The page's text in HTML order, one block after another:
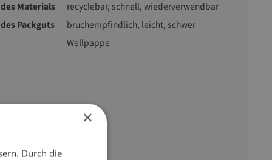
Materials
recyclebar, schnell, wiederverwendbar
Packguts
bruchempfindlich, leicht, schwer
Wellpappe
×
Durch die